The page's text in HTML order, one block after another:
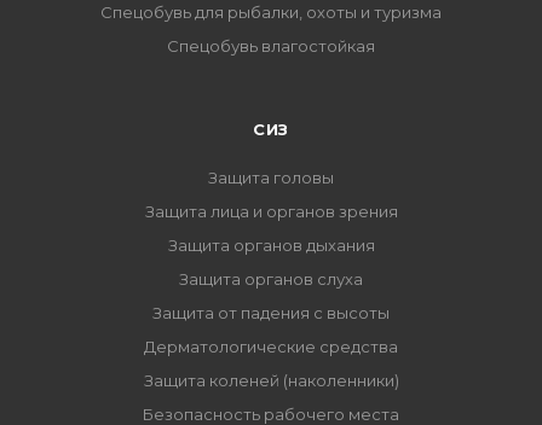
Спецобувь для рыбалки, охоты и туризма
Спецобувь влагостойкая
СИЗ
Защита головы
Защита лица и органов зрения
Защита органов дыхания
Защита органов слуха
Защита от падения с высоты
Дерматологические средства
Защита коленей (наколенники)
Безопасность рабочего места